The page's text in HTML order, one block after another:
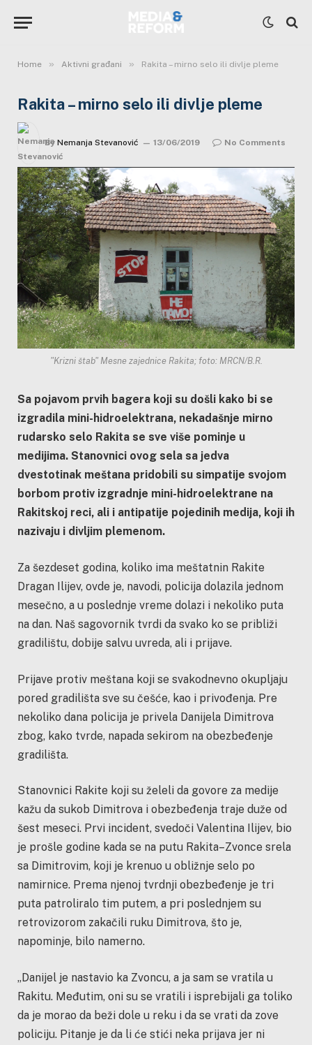
Home » Aktivni građani » Rakita – mirno selo ili divlje pleme
Rakita – mirno selo ili divlje pleme
By Nemanja Stevanović 13/06/2019 No Comments
"Krizni štab" Mesne zajednice Rakita; foto: MRCN/B.R.
Sa pojavom prvih bagera koji su došli kako bi se
izgradila mini-hidroelektrana, nekadašnje mirno
rudarsko selo Rakita se sve više pominje u
medijima. Stanovnici ovog sela sa jedva
dvestotinak meštana pridobili su simpatije svojom
borbom protiv izgradnje mini-hidroelektrane na
Rakitskoj reci, ali i antipatije pojedinih medija, koji ih
nazivaju i divljim plemenom.
Za šezdeset godina, koliko ima meštatnin Rakite
Dragan Ilijev, ovde je, navodi, policija dolazila jednom
mesečno, a u poslednje vreme dolazi i nekoliko puta
na dan. Naš sagovornik tvrdi da svako ko se približi
gradilištu, dobije salvu uvreda, ali i prijave.
Prijave protiv meštana koji se svakodnevno okupljaju
pored gradilišta sve su češće, kao i privođenja. Pre
nekoliko dana policija je privela Danijela Dimitrova
zbog, kako tvrde, napada sekirom na obezbeđenje
gradilišta.
Stanovnici Rakite koji su želeli da govore za medije
kažu da sukob Dimitrova i obezbeđenja traje duže od
šest meseci. Prvi incident, svedoči Valentina Ilijev, bio
je prošle godine kada se na putu Rakita–Zvonce srela
sa Dimitrovim, koji je krenuo u obližnje selo po
namirnice. Prema njenoj tvrdnji obezbeđenje je tri
puta patroliralo tim putem, a pri poslednjem su
retrovizorom zakačili ruku Dimitrova, što je,
napominje, bilo namerno.
„Danijel je nastavio ka Zvoncu, a ja sam se vratila u
Rakitu. Međutim, oni su se vratili i isprebijali ga toliko
da je morao da beži dole u reku i da se vrati da zove
policiju. Pitanje je da li će stići neka prijava jer ni